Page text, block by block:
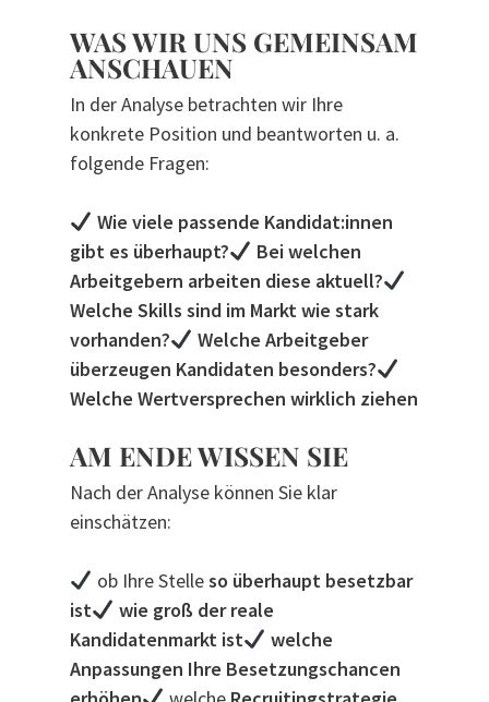
WAS WIR UNS GEMEINSAM
ANSCHAUEN
In der Analyse betrachten wir Ihre
konkrete Position und beantworten u. a.
folgende Fragen:
Wie viele passende Kandidat:innen
gibt es überhaupt?
Bei welchen
Arbeitgebern arbeiten diese aktuell?
Welche Skills sind im Markt wie stark
vorhanden?
Welche Arbeitgeber
überzeugen Kandidaten besonders?
Welche Wertversprechen wirklich ziehen
AM ENDE WISSEN SIE
Nach der Analyse können Sie klar
einschätzen:
ob Ihre Stelleso überhaupt besetzbar
ist
wie groß der reale
Kandidatenmarkt ist
welche
Anpassungen Ihre Besetzungschancen